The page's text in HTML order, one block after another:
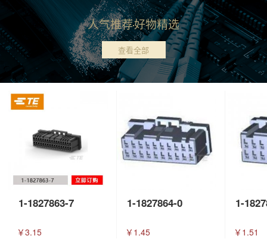
人气推荐好物精选
查看全部
1-1827863-7
￥3.15
1-1827864-0
￥1.45
1-
￥1.51